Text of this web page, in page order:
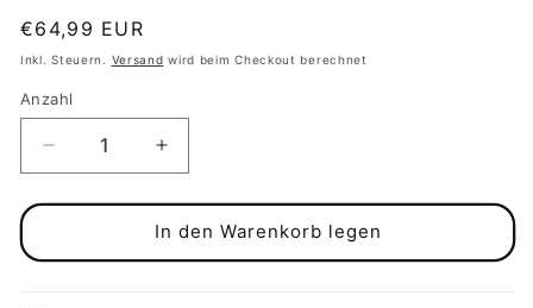
Normaler
Preis
€64,99 EUR
Inkl. Steuern. Versand wird beim Checkout berechnet
Anzahl
Verringere
die
Menge
Vegan
Erhöhe
die
Menge
für
Vegan
In den Warenkorb legen